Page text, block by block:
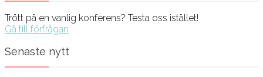
Trött på en vanlig konferens? Testa oss istället!
Gå till förfrågan
Senaste nytt